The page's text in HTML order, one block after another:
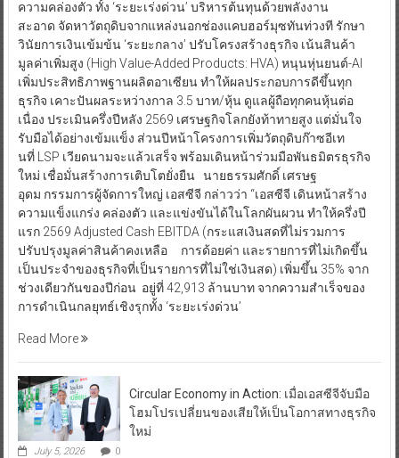
ความคล่องตัว ทั้ง ‘ระยะเร่งด่วน’ บริหารต้นทุนด้วยพลังงาน
สะอาด จัดหาวัตถุดิบจากแหล่งนอกช่องแคบฮอร์มุซทันท่วงที รักษา
วินัยการเงินเข้มข้น ‘ระยะกลาง’ ปรับโครงสร้างธุรกิจ เน้นสินค้า
มูลค่าเพิ่มสูง (High Value-Added Products: HVA) หนุนหุ่นยนต์-AI
เพิ่มประสิทธิภาพฐานผลิตอาเซียน ทำให้ผลประกอบการดีขึ้นทุก
ธุรกิจ เคาะปันผลระหว่างกาล 3.5 บาท/หุ้น ดูแลผู้ถือทุกคนหุ้นต่อ
เนื่อง ประเมินครึ่งปีหลัง 2569 เศรษฐกิจโลกยังท้าทายสูง แต่มั่นใจ
รับมือได้อย่างเข้มแข็ง ส่วนปีหน้าโครงการเพิ่มวัตถุดิบก๊าซอีเท
นที่ LSP เวียดนามจะแล้วเสร็จ พร้อมเดินหน้าร่วมมือพันธมิตรธุรกิจ
ใหม่ เชื่อมั่นสร้างการเติบโตยั่งยืน นายธรรมศักดิ์ เศรษฐ
อุดม กรรมการผู้จัดการใหญ่ เอสซีจี กล่าวว่า “เอสซีจี เดินหน้าสร้าง
ความแข็งแกร่ง คล่องตัว และแข่งขันได้ในโลกผันผวน ทำให้ครึ่งปี
แรก 2569 Adjusted Cash EBITDA (กระแสเงินสดที่ไม่รวมการ
ปรับปรุงมูลค่าสินค้าคงเหลือ การด้อยค่า และรายการที่ไม่เกิดขึ้น
เป็นประจำของธุรกิจที่เป็นรายการที่ไม่ใช่เงินสด) เพิ่มขึ้น 35% จาก
ช่วงเดียวกันของปีก่อน อยู่ที่ 42,913 ล้านบาท จากความสำเร็จของ
การดำเนินกลยุทธ์เชิงรุกทั้ง ‘ระยะเร่งด่วน’
Read More
Circular Economy in Action: เมื่อเอสซีจีจับมือ
โฮมโปรเปลี่ยนของเสียให้เป็นโอกาสทางธุรกิจ
ใหม่
July 5, 2026 0